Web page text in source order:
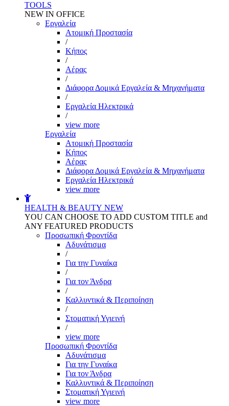
TOOLS
NEW IN OFFICE
Εργαλεία
Aτομική Προστασία
/
Kήπος
/
Αέρας
/
Διάφορα Δομικά Εργαλεία & Μηχανήματα
/
Εργαλεία Ηλεκτρικά
/
view more
Εργαλεία
Aτομική Προστασία
Kήπος
Αέρας
Διάφορα Δομικά Εργαλεία & Μηχανήματα
Εργαλεία Ηλεκτρικά
view more
HEALTH & BEAUTY NEW
YOU CAN CHOOSE TO ADD CUSTOM TITLE and
ANY FEATURED PRODUCTS
Προσωπική Φροντίδα
Αδυνάτισμα
/
Για την Γυναίκα
/
Για τον Άνδρα
/
Καλλυντικά & Περιποίηση
/
Στοματική Υγιεινή
/
view more
Προσωπική Φροντίδα
Αδυνάτισμα
Για την Γυναίκα
Για τον Άνδρα
Καλλυντικά & Περιποίηση
Στοματική Υγιεινή
view more